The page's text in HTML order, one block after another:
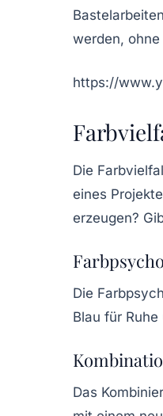
werden,
https://
Die
eines
erzeugen?
Die
Blau für
Das